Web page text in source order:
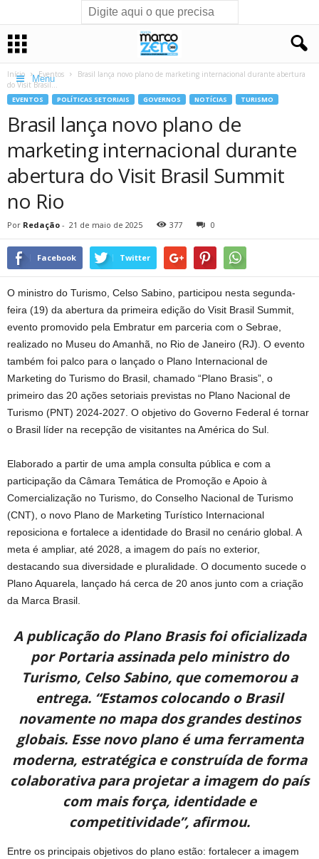
Menu
Início Eventos
Brasil lança novo plano de marketing internacional durante abertura
do Visit Brasil...
EVENTOS POLÍTICAS SETORIAIS GOVERNOS NOTÍCIAS TURISMO
Brasil lança novo plano de
marketing internacional durante
abertura do Visit Brasil Summit
no Rio
Por Redação - 21 de maio de 2025 377 0
Facebook Twitter
O ministro do Turismo, Celso Sabino, participou nesta segunda-
feira (19) da abertura da primeira edição do Visit Brasil Summit,
evento promovido pela Embratur em parceria com o Sebrae,
realizado no Museu do Amanhã, no Rio de Janeiro (RJ). O evento
também foi palco para o lançado o Plano Internacional de
Marketing do Turismo do Brasil, chamado “Plano Brasis”, o
primeiro das 20 ações setoriais previstas no Plano Nacional de
Turismo (PNT) 2024-2027. O objetivo do Governo Federal é tornar
o Brasil líder na recepção de visitantes na América do Sul.
Elaborado a partir de uma ampla consulta pública e com a
participação da Câmara Temática de Promoção e Apoio à
Comercialização no Turismo, do Conselho Nacional de Turismo
(CNT), o novo Plano de Marketing Turístico Internacional
reposiciona e fortalece a identidade do Brasil no cenário global. A
meta é ampliar, até 2028, a imagem do país no exterior,
destacando sua diversidade e pluralidade. O documento sucede o
Plano Aquarela, lançado há cerca de 20 anos junto com a criação
da Marca Brasil.
A publicação do Plano Brasis foi oficializada
por Portaria assinada pelo ministro do
Turismo, Celso Sabino, que comemorou a
entrega. “Estamos colocando o Brasil
novamente no mapa dos grandes destinos
globais. Esse novo plano é uma ferramenta
moderna, estratégica e construída de forma
colaborativa para projetar a imagem do país
com mais força, identidade e
competitividade”, afirmou.
Entre os principais objetivos do plano estão: fortalecer a imagem